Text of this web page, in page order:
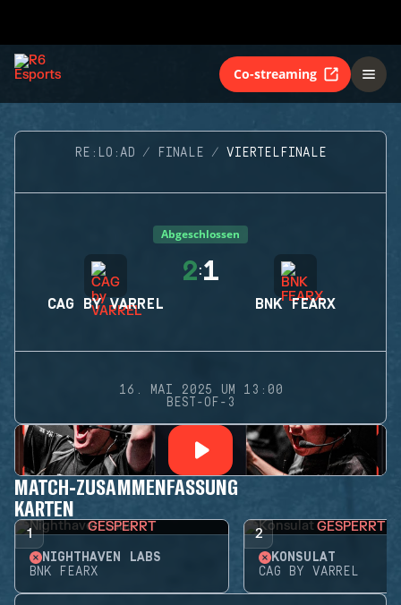
Co-streaming
RE:LO:AD FINALE VIERTELFINALE
Abgeschlossen
CAG BY VARREL
2:1
BNK FEARX
16. MAI 2025 UM 13:00
BEST-OF-3
MATCH-ZUSAMMENFASSUNG
KARTEN
1 GESPERRT
NIGHTHAVEN LABS
BNK FEARX
2 GESPERRT
KONSULAT
CAG BY VARREL